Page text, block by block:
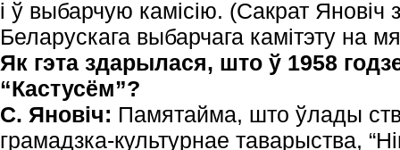
і ў выбарчую камісію. (Сакрат
Беларускага выбарчага камітэту на
Як гэта здарылася, што ў 1958
“Кастусём”?
С. Яновіч: Памятайма, што ўлады
грамадзка-культурнае таварыства,